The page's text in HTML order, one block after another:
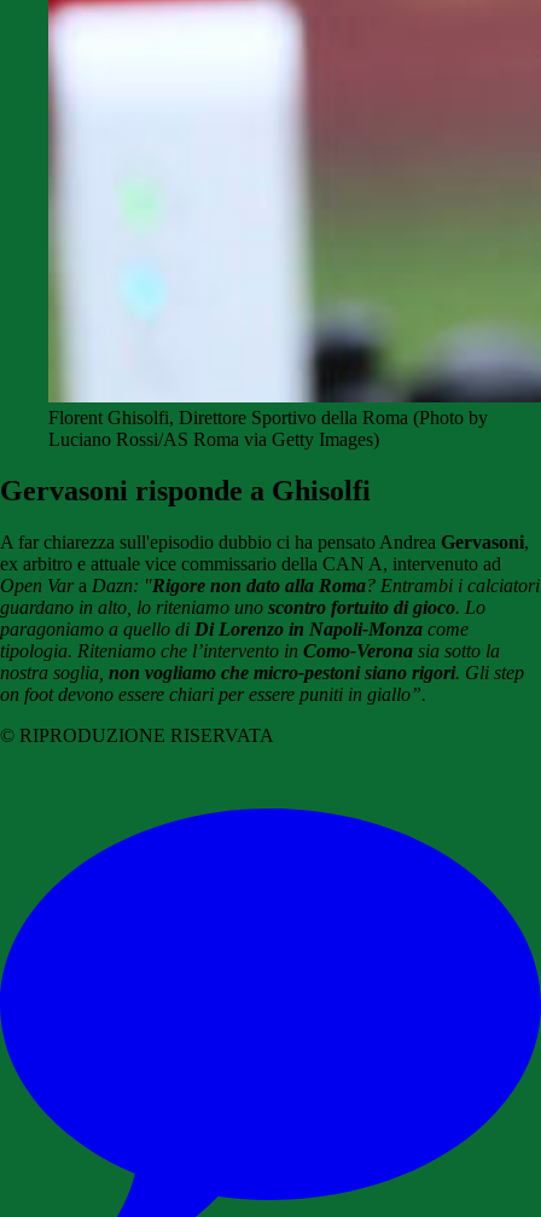
Florent Ghisolfi, Direttore Sportivo della Roma (Photo by
Luciano Rossi/AS Roma via Getty Images)
Gervasoni risponde a Ghisolfi
A far chiarezza sull'episodio dubbio ci ha pensato Andrea Gervasoni,
ex arbitro e attuale vice commissario della CAN A, intervenuto ad
Open Var a Dazn: "Rigore non dato alla Roma? Entrambi i calciatori
guardano in alto, lo riteniamo uno scontro fortuito di gioco. Lo
paragoniamo a quello di Di Lorenzo in Napoli-Monza come
tipologia. Riteniamo che l’intervento in Como-Verona sia sotto la
nostra soglia, non vogliamo che micro-pestoni siano rigori. Gli step
on foot devono essere chiari per essere puniti in giallo”.
© RIPRODUZIONE RISERVATA